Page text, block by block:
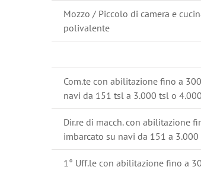
Mozzo / Piccolo di camera e
polivalente
Com.te con abilitazione fino a
navi da 151 tsl a 3.000 tsl o
Dir.re di macch. con abilitazione
imbarcato su navi da 151 a
1° Uff.le con abilitazione fino a